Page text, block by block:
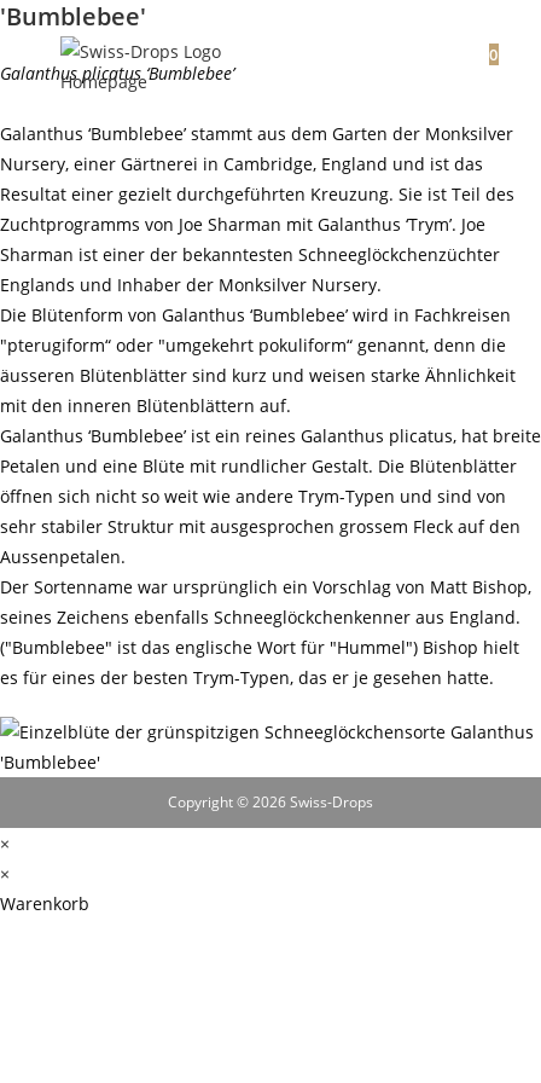
Zum
0
'Bumblebee'
Galanthus plicatus ‘Bumblebee’
Galanthus ‘Bumblebee’ stammt aus dem Garten der Monksilver
Nursery, einer Gärtnerei in Cambridge, England und ist das
Resultat einer gezielt durchgeführten Kreuzung. Sie ist Teil des
Zuchtprogramms von Joe Sharman mit Galanthus ‘Trym’. Joe
Sharman ist einer der bekanntesten Schneeglöckchenzüchter
Englands und Inhaber der Monksilver Nursery.
Die Blütenform von Galanthus ‘Bumblebee’ wird in Fachkreisen
"pterugiform“ oder "umgekehrt pokuliform“ genannt, denn die
äusseren Blütenblätter sind kurz und weisen starke Ähnlichkeit
mit den inneren Blütenblättern auf.
Galanthus ‘Bumblebee’ ist ein reines Galanthus plicatus, hat breite
Petalen und eine Blüte mit rundlicher Gestalt. Die Blütenblätter
öffnen sich nicht so weit wie andere Trym-Typen und sind von
sehr stabiler Struktur mit ausgesprochen grossem Fleck auf den
Aussenpetalen.
Der Sortenname war ursprünglich ein Vorschlag von Matt Bishop,
seines Zeichens ebenfalls Schneeglöckchenkenner aus England.
("Bumblebee" ist das englische Wort für "Hummel") Bishop hielt
es für eines der besten Trym-Typen, das er je gesehen hatte.
Copyright © 2026 Swiss-Drops
×
×
Warenkorb